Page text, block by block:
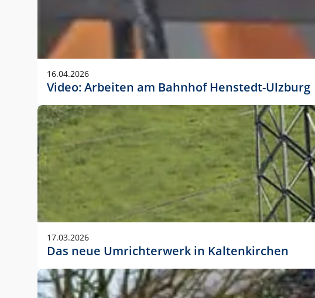
Anwendungsgröße im Layout:
Die Logohöhe beträgt 4 – 10 % der jeweiligen Formathöhe.
folgende fest definierte Anwendungsgrößen im Layout:
DIN A3 – 15 mm hoch (5 %)
DIN A1 – 39 mm hoch (5 %)
DIN lang – 10 mm hoch (5 %)
1080 x 1080 px – 78 px hoch (7 %)
In Ausnahmefällen darf das Logo jedoch auch größer oder
stets der vorherigen Absprache mit der Marketingabteilung.
16.04.2026
Video: Arbeiten am Bahnhof Henstedt-Ulzburg
17.03.2026
Das neue Umrichterwerk in Kaltenkirchen